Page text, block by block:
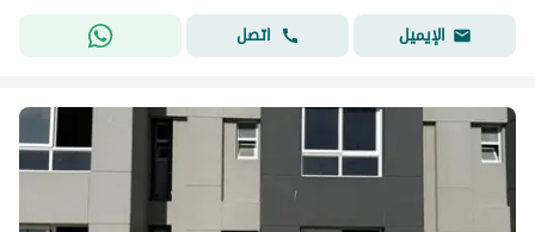
الإيميل
اتصل